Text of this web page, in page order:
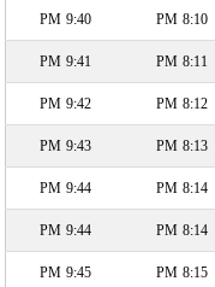
8:10 PM
9:40 PM
8:11 PM
9:41 PM
8:12 PM
9:42 PM
8:13 PM
9:43 PM
8:14 PM
9:44 PM
8:14 PM
9:44 PM
8:15 PM
9:45 PM